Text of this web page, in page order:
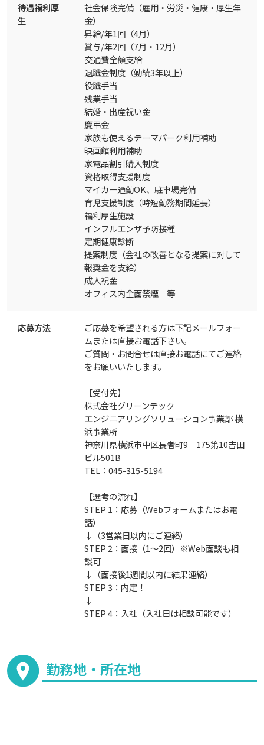
待遇福利厚
生
社会保険完備（雇用・労災・健康・厚生年
金）
昇給/年1回（4月）
賞与/年2回（7月・12月）
交通費全額支給
退職金制度（勤続3年以上）
役職手当
残業手当
結婚・出産祝い金
慶弔金
家族も使えるテーマパーク利用補助
映画館利用補助
家電品割引購入制度
資格取得支援制度
マイカー通勤OK、駐車場完備
育児支援制度（時短勤務期間延長）
福利厚生施設
インフルエンザ予防接種
定期健康診断
提案制度（会社の改善となる提案に対して
報奨金を支給）
成人祝金
オフィス内全面禁煙 等
応募方法
ご応募を希望される方は下記メールフォー
ムまたは直接お電話下さい。
ご質問・お問合せは直接お電話にてご連絡
をお願いいたします。
【受付先】
株式会社グリーンテック
エンジニアリングソリューション事業部 横
浜事業所
神奈川県横浜市中区長者町9－175第10吉田
ビル501B
TEL：045-315-5194
【選考の流れ】
STEP 1：応募（Webフォームまたはお電
話）
↓（3営業日以内にご連絡）
STEP 2：面接（1～2回）※Web面談も相
談可
↓（面接後1週間以内に結果連絡）
STEP 3：内定！
↓
STEP 4：入社（入社日は相談可能です）
勤務地・所在地